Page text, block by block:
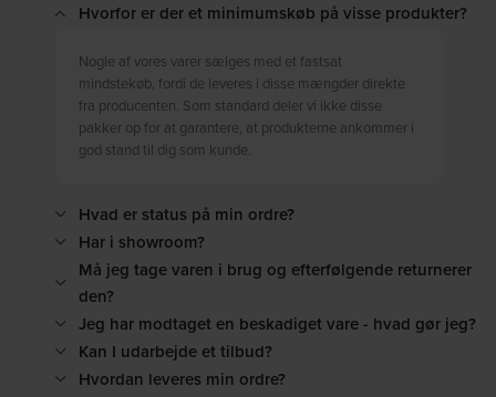
Hvorfor er der et minimumskøb på visse produkter?
Nogle af vores varer sælges med et fastsat
mindstekøb, fordi de leveres i disse mængder direkte
fra producenten. Som standard deler vi ikke disse
pakker op for at garantere, at produkterne ankommer i
god stand til dig som kunde.
Hvad er status på min ordre?
Har i showroom?
Må jeg tage varen i brug og efterfølgende returnerer
den?
Jeg har modtaget en beskadiget vare - hvad gør jeg?
Kan I udarbejde et tilbud?
Hvordan leveres min ordre?